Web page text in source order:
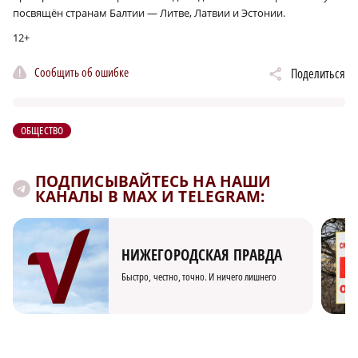
посвящён странам Балтии — Литве, Латвии и Эстонии.
12+
Сообщить об ошибке Поделиться
ОБЩЕСТВО
ПОДПИСЫВАЙТЕСЬ НА НАШИ
КАНАЛЫ В MAX И TELEGRAM:
НИЖЕГОРОДСКАЯ ПРАВДА
Быстро, честно, точно. И ничего лишнего